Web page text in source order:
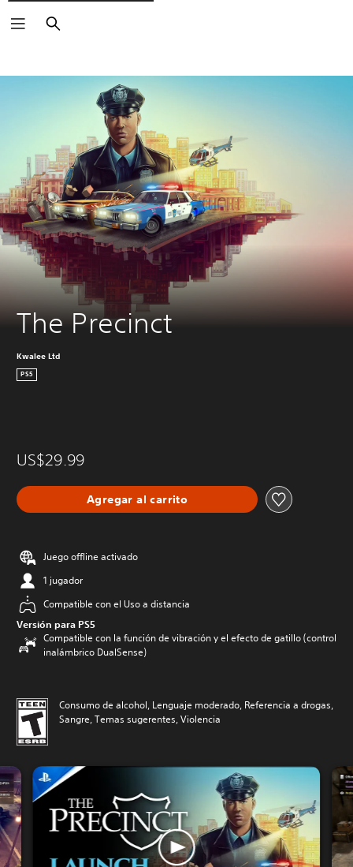
Buscar
The Precinct
Kwalee Ltd
PS5
US$29.99
Agregar al carrito
Juego offline activado
1 jugador
Compatible con el Uso a distancia
Versión para PS5
Compatible con la función de vibración y el efecto de gatillo (control
inalámbrico DualSense)
Consumo de alcohol, Lenguaje moderado, Referencia a drogas,
Sangre, Temas sugerentes, Violencia